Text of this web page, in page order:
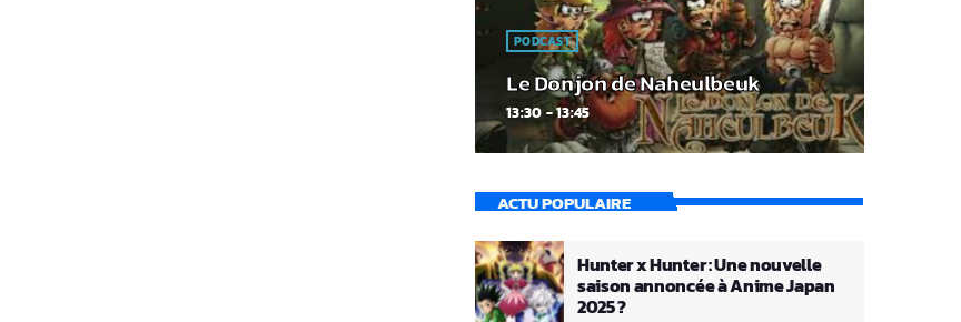
PODCAST
Le Donjon de Naheulbeuk
13:30 - 13:45
ACTU POPULAIRE
Hunter x Hunter : Une nouvelle
saison annoncée à Anime Japan
2025 ?